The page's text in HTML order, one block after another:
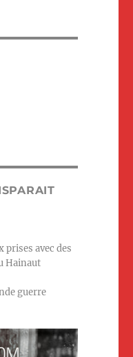
prises avec des
Hainaut
guerre